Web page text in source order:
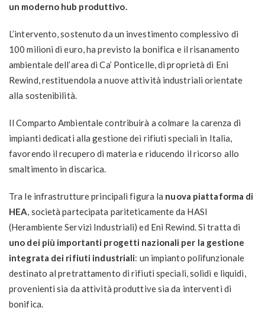
un moderno hub produttivo.
L’intervento, sostenuto da un investimento complessivo di
100 milioni di euro, ha previsto la bonifica e il risanamento
ambientale dell’area di Ca’ Ponticelle, di proprietà di Eni
Rewind, restituendola a nuove attività industriali orientate
alla sostenibilità.
Il Comparto Ambientale contribuirà a colmare la carenza di
impianti dedicati alla gestione dei rifiuti speciali in Italia,
favorendo il recupero di materia e riducendo il ricorso allo
smaltimento in discarica.
Tra le infrastrutture principali figura la nuova piattaforma di
HEA, società partecipata pariteticamente da HASI
(Herambiente Servizi Industriali) ed Eni Rewind. Si tratta di
uno dei più importanti progetti nazionali per la gestione
integrata dei rifiuti industriali: un impianto polifunzionale
destinato al pretrattamento di rifiuti speciali, solidi e liquidi,
provenienti sia da attività produttive sia da interventi di
bonifica.